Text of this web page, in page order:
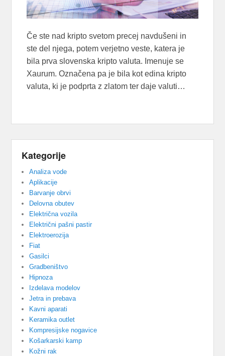
Če ste nad kripto svetom precej navdušeni in
ste del njega, potem verjetno veste, katera je
bila prva slovenska kripto valuta. Imenuje se
Xaurum. Označena pa je bila kot edina kripto
valuta, ki je podprta z zlatom ter daje valuti…
Kategorije
Analiza vode
Aplikacije
Barvanje obrvi
Delovna obutev
Električna vozila
Električni pašni pastir
Elektroerozija
Fiat
Gasilci
Gradbeništvo
Hipnoza
Izdelava modelov
Jetra in prebava
Kavni aparati
Keramika outlet
Kompresijske nogavice
Košarkarski kamp
Kožni rak